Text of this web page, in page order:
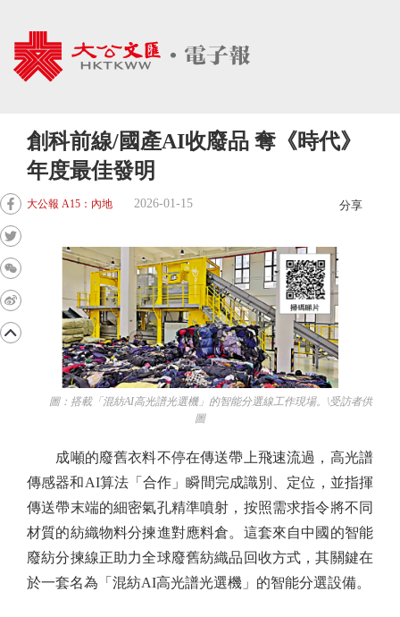
創科前線/國產AI收廢品 奪《時代》
年度最佳發明
大公報 A15：內地 2026-01-15 分享
圖：搭載「混紡AI高光譜光選機」的智能分選線工作現場。\受訪者供
圖
成噸的廢舊衣料不停在傳送帶上飛速流過，高光譜
傳感器和AI算法「合作」瞬間完成識別、定位，並指揮
傳送帶末端的細密氣孔精準噴射，按照需求指令將不同
材質的紡織物料分揀進對應料倉。這套來自中國的智能
廢紡分揀線正助力全球廢舊紡織品回收方式，其關鍵在
於一套名為「混紡AI高光譜光選機」的智能分選設備。